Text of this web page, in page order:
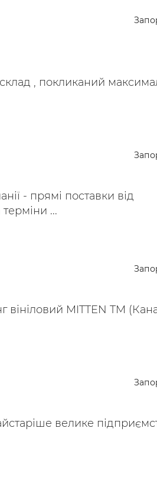
, покликаний
- прямі поставки від
...
MITTEN TM
велике